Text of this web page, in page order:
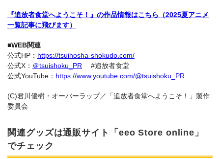
『追放者食堂へようこそ！』の作品情報はこちら（2025夏アニメ
一覧記事に飛びます）
■WEB関連
公式HP： https://tsuihosha-shokudo.com/
公式X： ＠tsuishoku_PR #追放者食堂
公式YouTube： https://www.youtube.com/@tsuishoku_PR
(C)君川優樹・オーバーラップ／「追放者食堂へようこそ！」製作
委員会
関連グッズは通販サイト「eeo Store online」
でチェック